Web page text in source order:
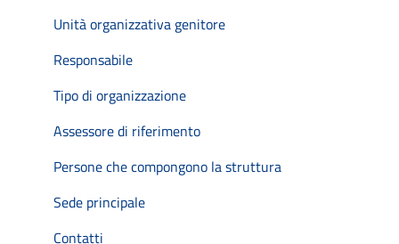
Unità organizzativa genitore
Responsabile
Tipo di organizzazione
Assessore di riferimento
Persone che compongono la struttura
Sede principale
Contatti